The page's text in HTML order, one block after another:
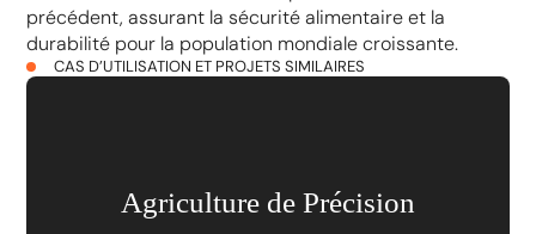
précédent, assurant la sécurité alimentaire et la
durabilité pour la population mondiale croissante.
CAS D’UTILISATION ET PROJETS SIMILAIRES
Agriculture de Précision